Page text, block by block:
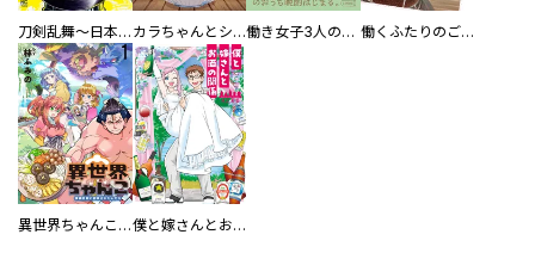
刀剣乱舞～日本号つれづれ酒～ カラちゃんとシトーさんと、 【分冊版】 働き女子3人のおうち晩酌 働くふたりのごほうび飯
異世界ちゃんこ～横綱目前に召喚されたんだが～ 【連載版】 僕と嫁さんとお酒の関係